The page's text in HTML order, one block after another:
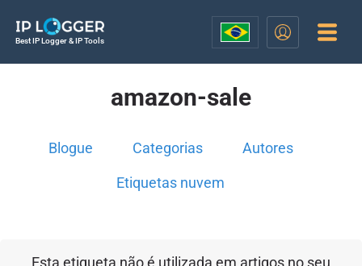
Best IP Logger & IP Tools
amazon-sale
Blogue Categorias Autores
Etiquetas nuvem